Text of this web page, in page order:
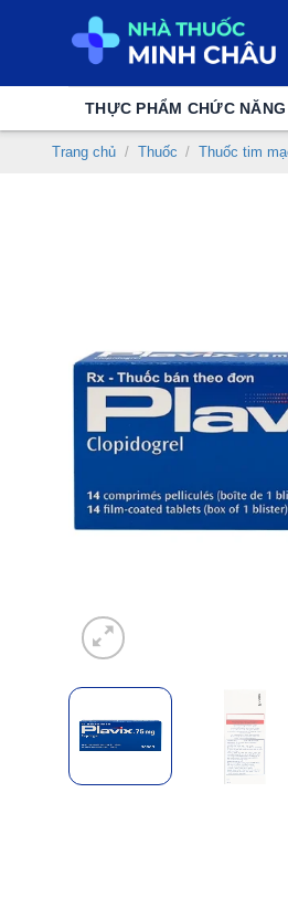
THỰC PHẨM CHỨC NĂNG
Trang chủ / Thuốc / Thuốc tim